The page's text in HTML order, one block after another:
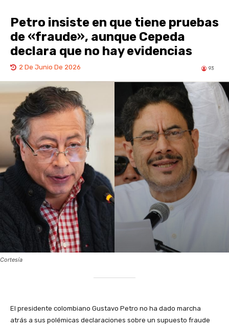
Petro insiste en que tiene pruebas
de «fraude», aunque Cepeda
declara que no hay evidencias
2 De Junio De 2026 93
Cortesía
El presidente colombiano Gustavo Petro no ha dado marcha
atrás a sus polémicas declaraciones sobre un supuesto fraude